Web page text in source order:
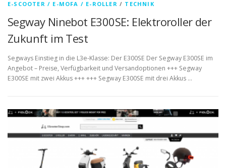
E-SCOOTER / E-MOFA / E-ROLLER / TECHNIK
Segway Ninebot E300SE: Elektroroller der
Zukunft im Test
Segways Einstieg in die L3e-Klasse: Der E300SE Der Segway E300SE im
Angebot – Preise, Verfügbarkeit und Versandoptionen +++ Segway
E300SE mit zwei Akkus +++ +++ Segway E300SE mit drei Akkus …